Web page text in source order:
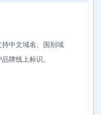
中文域名、国别域
牌线上标识。